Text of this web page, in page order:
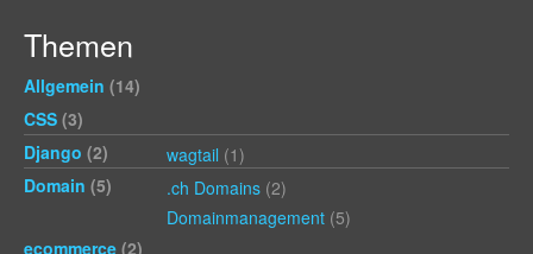
Themen
Allgemein (14)
CSS (3)
Django (2) wagtail (1)
Domain (5) .ch Domains (2)
Domainmanagement (5)
ecommerce (2)